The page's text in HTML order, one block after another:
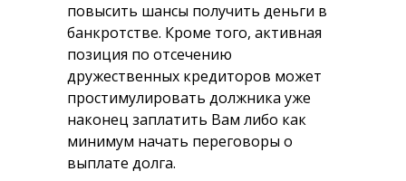
повысить шансы получить деньги в
банкротстве. Кроме того, активная
позиция по отсечению
дружественных кредиторов может
простимулировать должника уже
наконец заплатить Вам либо как
минимум начать переговоры о
выплате долга.